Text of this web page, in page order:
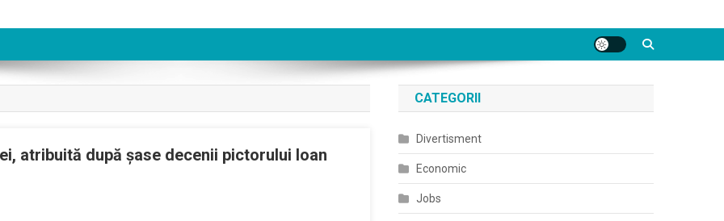
atribuită după şase decenii pictorului Ioan
CATEGORII
Divertisment
Economic
Jobs